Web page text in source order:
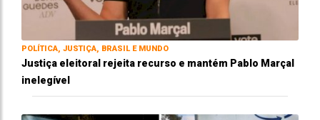
POLÍTICA, JUSTIÇA, BRASIL E MUNDO
Justiça eleitoral rejeita recurso e mantém Pablo Marçal
inelegível